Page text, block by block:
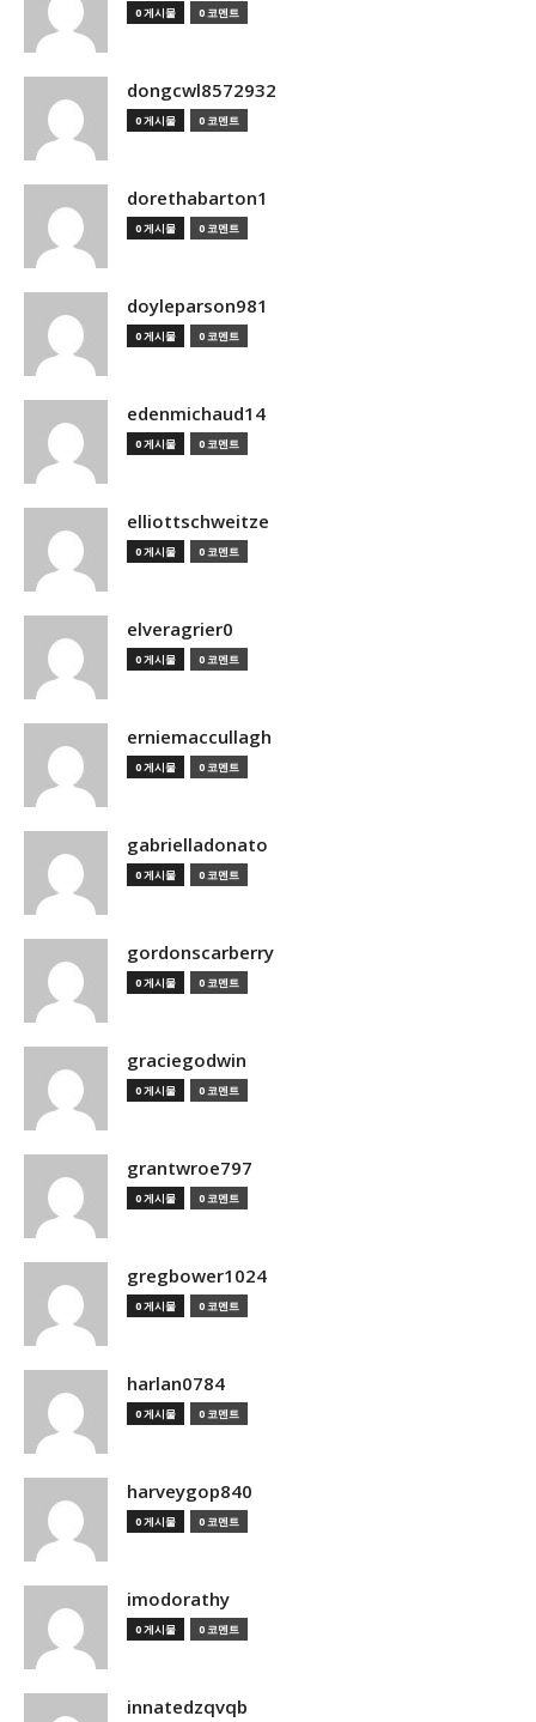
0 게시물 0 코멘트
dongcwl8572932
0 게시물 0 코멘트
dorethabarton1
0 게시물 0 코멘트
doyleparson981
0 게시물 0 코멘트
edenmichaud14
0 게시물 0 코멘트
elliottschweitze
0 게시물 0 코멘트
elveragrier0
0 게시물 0 코멘트
erniemaccullagh
0 게시물 0 코멘트
gabrielladonato
0 게시물 0 코멘트
gordonscarberry
0 게시물 0 코멘트
graciegodwin
0 게시물 0 코멘트
grantwroe797
0 게시물 0 코멘트
gregbower1024
0 게시물 0 코멘트
harlan0784
0 게시물 0 코멘트
harveygop840
0 게시물 0 코멘트
imodorathy
0 게시물 0 코멘트
innatedzqvqb